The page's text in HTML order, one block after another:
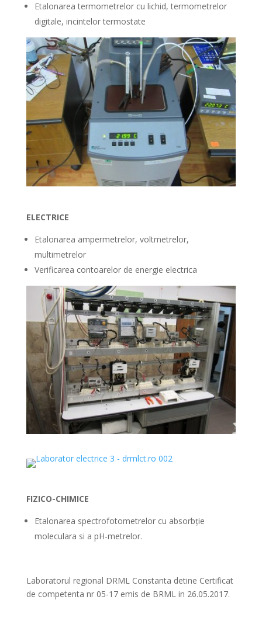
Etalonarea termometrelor cu lichid, termometrelor
digitale, incintelor termostate
ELECTRICE
Etalonarea ampermetrelor, voltmetrelor,
multimetrelor
Verificarea contoarelor de energie electrica
FIZICO-CHIMICE
Etalonarea spectrofotometrelor cu absorbție
moleculara si a pH-metrelor.
Laboratorul regional DRML Constanta detine Certificat
de competenta nr 05-17 emis de BRML in 26.05.2017.